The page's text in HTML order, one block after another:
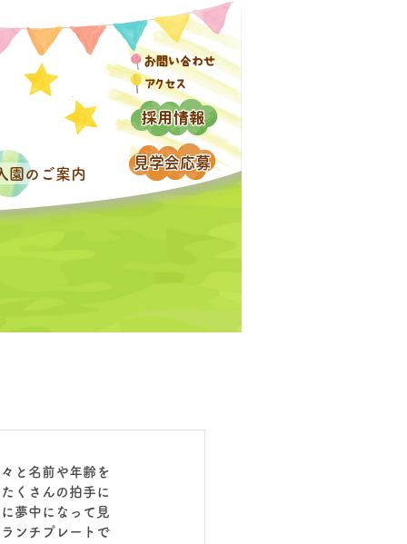
園のご案内
と名前や年齢を
くさんの拍手に
夢中になって見
ンチプレートで